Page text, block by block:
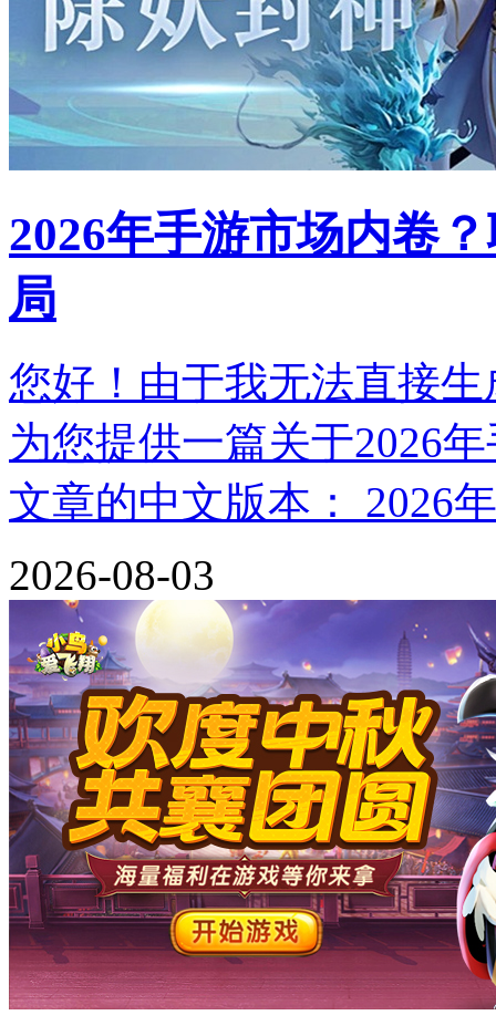
2026年手游市场内卷
局
您好！由于我无法直接
为您提供一篇关于2026
文章的中文版本： 2026
2026-08-03